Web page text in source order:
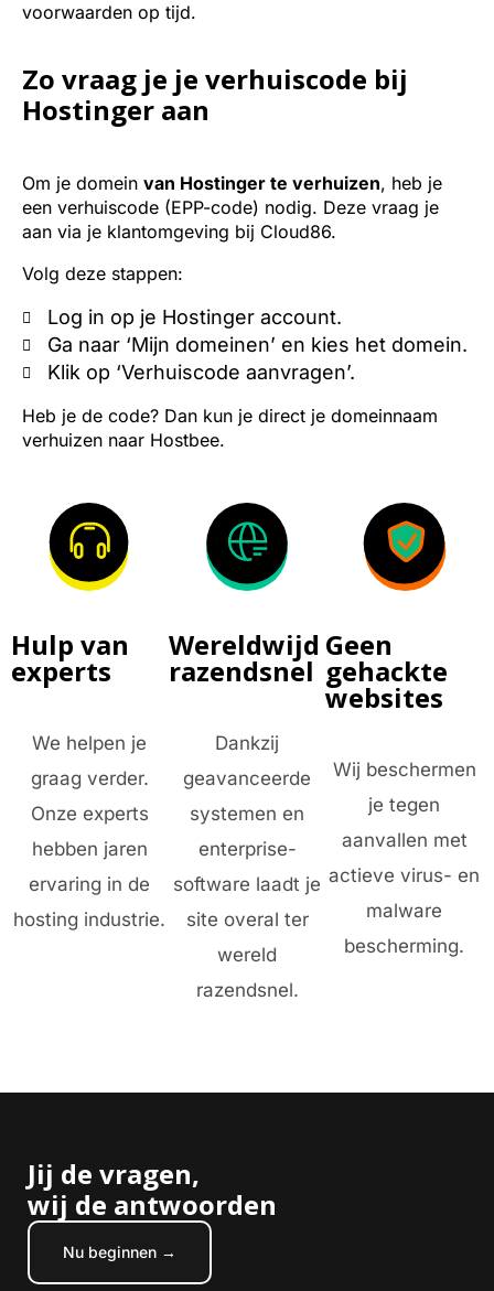
voorwaarden op tijd.
Zo vraag je je verhuiscode bij
Hostinger aan
Om je domein van Hostinger te verhuizen, heb je
een verhuiscode (EPP-code) nodig. Deze vraag je
aan via je klantomgeving bij Cloud86.
Volg deze stappen:
Log in op je Hostinger account.
Ga naar ‘Mijn domeinen’ en kies het domein.
Klik op ‘Verhuiscode aanvragen’.
Heb je de code? Dan kun je direct je domeinnaam
verhuizen naar Hostbee.
Hulp van
experts
We helpen je
graag verder.
Onze experts
hebben jaren
ervaring in de
hosting industrie.
Wereldwijd
razendsnel
Dankzij
geavanceerde
systemen en
enterprise-
software laadt je
site overal ter
wereld
razendsnel.
Geen
gehackte
websites
Wij beschermen
je tegen
aanvallen met
actieve virus- en
malware
bescherming.
Jij de vragen,
wij de antwoorden
Nu beginnen →